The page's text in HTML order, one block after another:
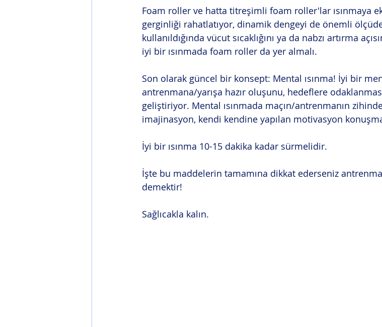
Foam roller ve hatta titreşimli foam roller'lar ısınmaya
gerginliği rahatlatıyor, dinamik dengeyi de önemli
kullanıldığında vücut sıcaklığını ya da nabzı artırma
iyi bir ısınmada foam roller da yer almalı.
Son olarak güncel bir konsept: Mental ısınma! İyi bir
antrenmana/yarışa hazır oluşunu, hedeflere
geliştiriyor. Mental ısınmada maçın/antrenmanın
imajinasyon, kendi kendine yapılan motivasyon
İyi bir ısınma 10-15 dakika kadar sürmelidir.
İşte bu maddelerin tamamına dikkat ederseniz
demektir!
Sağlıcakla kalın.